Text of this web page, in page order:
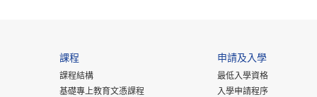
課程
課程結構
基礎專上教育文憑課程
申請及入學
最低入學資格
入學申請程序